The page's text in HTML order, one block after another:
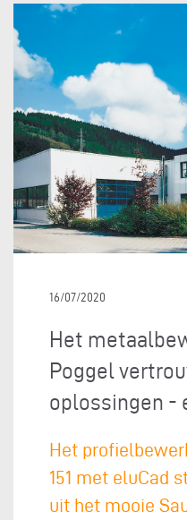
16/07/2020
Het
Poggel
oplossingen -
Het
151 met eluCad
uit het mooie